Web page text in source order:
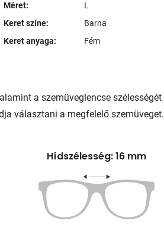
Méret:
L
Keret színe:
Barna
Keret anyaga:
Fém
a szemüveglencse szélességét
választani a megfelelő szemüveget.
Hídszélesség: 16 mm